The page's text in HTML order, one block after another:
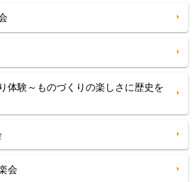
体験～ものづくりの楽しさに歴史を
会